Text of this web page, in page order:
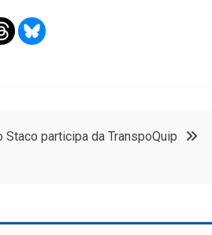
Staco participa da TranspoQuip